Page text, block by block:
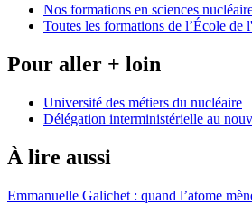
Nos formations en sciences
Toutes les formations de l’École de
Pour aller + loin
Université des métiers du nucléaire
Délégation interministérielle au
À lire aussi
Emmanuelle Galichet : quand l’atome